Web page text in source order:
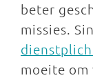
beter
missies.
moeite